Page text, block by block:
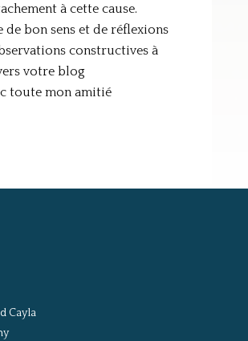
à cette cause.
de bon sens et de réflexions
constructives à
votre blog
toute mon amitié
Cayla